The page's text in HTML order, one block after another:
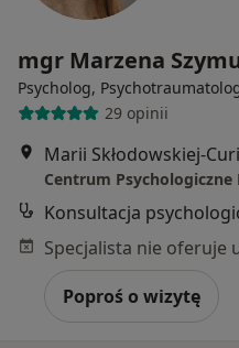
mgr Marzena
Psycholog,
29 opinii
Marii Skłodowskiej-
Centrum
Konsultacja
Poproś o wizytę